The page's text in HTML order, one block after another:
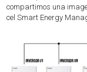
compartimos una
cel Smart Energy